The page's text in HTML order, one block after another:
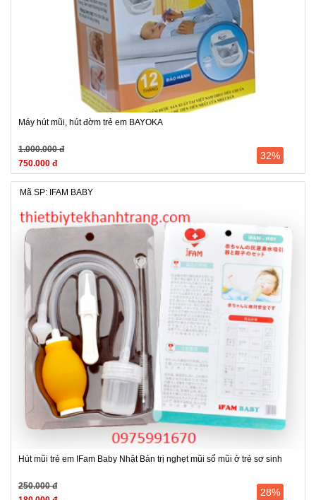
Máy hút mũi, hút đờm trẻ em BAYOKA
1.000.000 đ
750.000 đ
32%
Mã SP: IFAM BABY
Hút mũi trẻ em IFam Baby Nhật Bản trị nghẹt mũi sổ mũi ở trẻ sơ sinh
250.000 đ
28%